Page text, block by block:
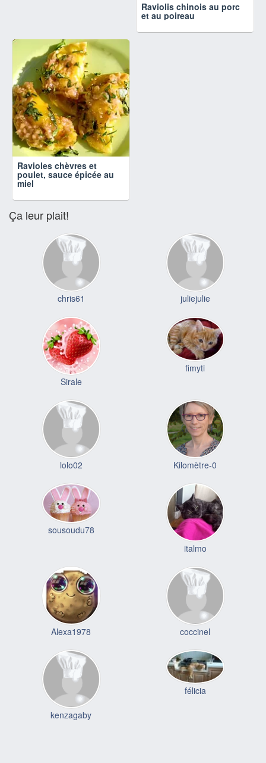
Raviolis chinois au porc
et au poireau
Ravioles chèvres et
poulet, sauce épicée au
miel
Ça leur plait!
chris61 juliejulie
Sirale
fimyti
lolo02 Kilomètre-0
sousoudu78
italmo
Alexa1978 coccinel
kenzagaby
félicia